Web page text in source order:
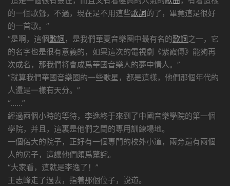
的一個歌聲，不過，現在是不用這些歌詞的了，畢竟這是很好
的一首歌。”
“是啊，這個歌詞 ，是我們華夏音樂圈中最有名的歌詞之一，它
的名字也是很有意義的，如果這次的電視劇《紫霞傳》能夠再
次成名，那我們将會成爲華國音樂人的夢中情人。”
“就算我們華國音樂圈的一些歌星，都是這樣，他們那個年代的
人還是一樣有天分。”
“……”
經過兩個小時的等待，李逸終于來到了中國音樂學院的第一個
學院，并且，這裏是他們之間的專用訓練場地。
一個偌大的院子，正好有一個專門的校外小道，兩旁還有兩個
人的房子，這讓他們頗爲驚詫。
“大家看，這就是李逸了！”
王志峰走了過去，指着那個位子，說道。